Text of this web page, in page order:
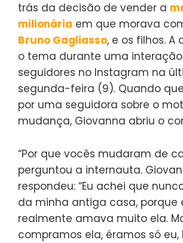
trás da decisão de vender a
milionária em que morava
Bruno Gagliasso, e os filhos. A
o tema durante uma
seguidores no Instagram na
segunda-feira (9). Quando
por uma seguidora sobre o
mudança, Giovanna abriu o
“Por que vocês mudaram de
perguntou a internauta.
respondeu: “Eu achei que
da minha antiga casa, porque
realmente amava muito ela.
compramos ela, éramos só eu,